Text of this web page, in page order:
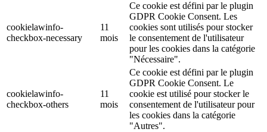
cookielawinfo-
checkbox-necessary
11
mois
Ce cookie est défini par le plugin
GDPR Cookie Consent. Les
cookies sont utilisés pour stocker
le consentement de l'utilisateur
pour les cookies dans la catégorie
"Nécessaire".
cookielawinfo-
checkbox-others
11
mois
Ce cookie est défini par le plugin
GDPR Cookie Consent. Le
cookie est utilisé pour stocker le
consentement de l'utilisateur pour
les cookies dans la catégorie
"Autres".